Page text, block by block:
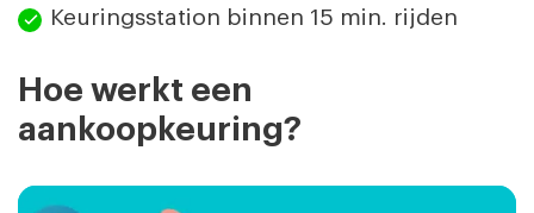
Keuringsstation binnen 15 min. rijden
Hoe werkt een
aankoopkeuring?